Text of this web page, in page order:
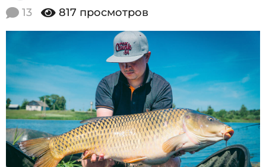
0
9
.
0
3
.
3
9
13 817 просмотров